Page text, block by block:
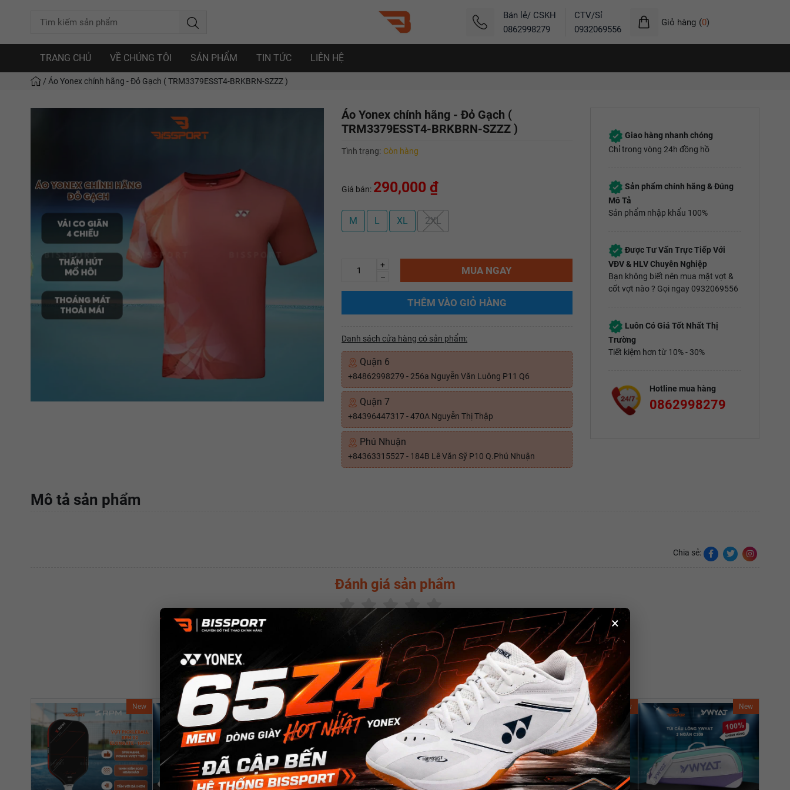
×
Bán lẻ/ CSKH
0862998279
CTV/Sỉ
0932069556
Giỏ hàng (0)
TRANG CHỦ VỀ CHÚNG TÔI SẢN PHẨM TIN TỨC LIÊN HỆ
/ Áo Yonex chính hãng - Đỏ Gạch ( TRM3379ESST4-BRKBRN-SZZZ )
Áo Yonex chính hãng - Đỏ Gạch (
TRM3379ESST4-BRKBRN-SZZZ )
Tình trạng: Còn hàng
Giá bán: 290,000 ₫
M L XL 2XL
+
–
MUA NGAY
THÊM VÀO GIỎ HÀNG
Danh sách cửa hàng có sản phẩm:
Quận 6
+84862998279 - 256a Nguyễn Văn Luông P11 Q6
Quận 7
+84396447317 - 470A Nguyễn Thị Thập
Phú Nhuận
+84363315527 - 184B Lê Văn Sỹ P10 Q.Phú Nhuận
Giao hàng nhanh chóng
Chỉ trong vòng 24h đồng hồ
Sản phẩm chính hãng & Đúng
Mô Tả
Sản phẩm nhập khẩu 100%
Được Tư Vấn Trực Tiếp Với
VĐV & HLV Chuyên Nghiệp
Bạn không biết nên mua mặt vợt &
cốt vợt nào ? Gọi ngay 0932069556
Luôn Có Giá Tốt Nhất Thị
Trường
Tiết kiệm hơn từ 10% - 30%
Hotline mua hàng
0862998279
Mô tả sản phẩm
Chia sẻ:
Đánh giá sản phẩm
( /5 -
SẢN PHẨM CÙNG LOẠI
New New New New New New